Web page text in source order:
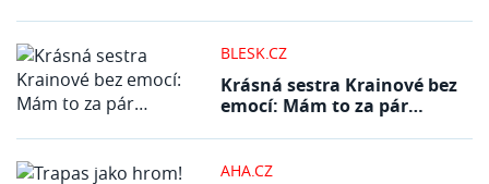
BLESK.CZ
Krásná sestra Krainové bez
emocí: Mám to za pár…
AHA.CZ